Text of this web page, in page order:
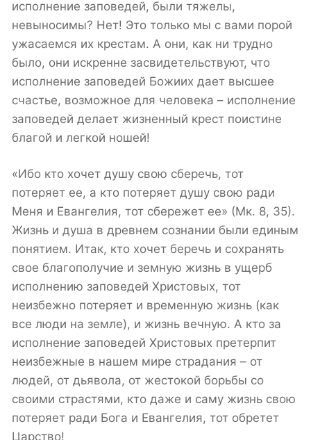
исполнение заповедей, были тяжелы,
невыносимы? Нет! Это только мы с вами порой
ужасаемся их крестам. А они, как ни трудно
было, они искренне засвидетельствуют, что
исполнение заповедей Божиих дает высшее
счастье, возможное для человека – исполнение
заповедей делает жизненный крест поистине
благой и легкой ношей!
«Ибо кто хочет душу свою сберечь, тот
потеряет ее, а кто потеряет душу свою ради
Меня и Евангелия, тот сбережет ее» (Мк. 8, 35).
Жизнь и душа в древнем сознании были единым
понятием. Итак, кто хочет беречь и сохранять
свое благополучие и земную жизнь в ущерб
исполнению заповедей Христовых, тот
неизбежно потеряет и временную жизнь (как
все люди на земле), и жизнь вечную. А кто за
исполнение заповедей Христовых претерпит
неизбежные в нашем мире страдания – от
людей, от дьявола, от жестокой борьбы со
своими страстями, кто даже и саму жизнь свою
потеряет ради Бога и Евангелия, тот обретет
Царство!